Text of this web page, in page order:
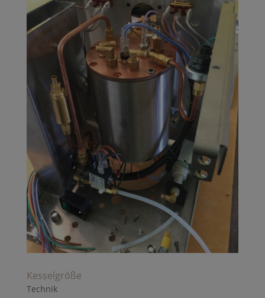
Kesselgröße
Technik